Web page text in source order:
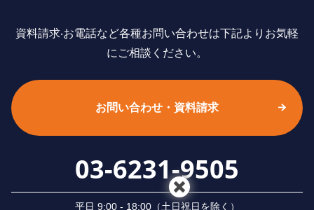
資料請求‧お電話など各種お問い合わせは下記よりお気軽
にご相談ください。
お問い合わせ・資料請求
03-6231-9505
平⽇ 9:00 - 18:00（⼟⽇祝⽇を除く）